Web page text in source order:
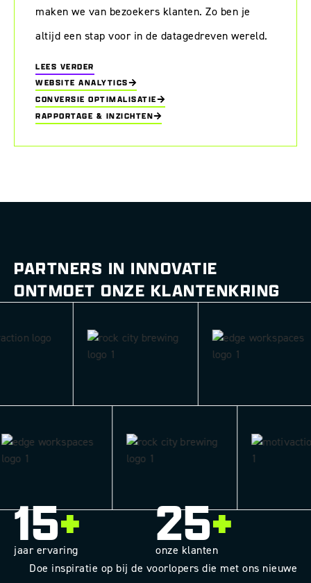
maken we van bezoekers klanten. Zo ben je
altijd een stap voor in de datagedreven wereld.
LEES VERDER
WEBSITE ANALYTICS
CONVERSIE OPTIMALISATIE
RAPPORTAGE & INZICHTEN
PARTNERS IN INNOVATIE
ONTMOET ONZE KLANTENKRING
15+
jaar ervaring 25+
onze klanten
Doe inspiratie op bij de voorlopers die met ons nieuwe